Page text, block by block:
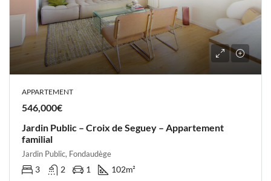
APPARTEMENT
546,000€
Jardin Public – Croix de Seguey – Appartement
familial
Jardin Public, Fondaudège
3 2 1 102m²